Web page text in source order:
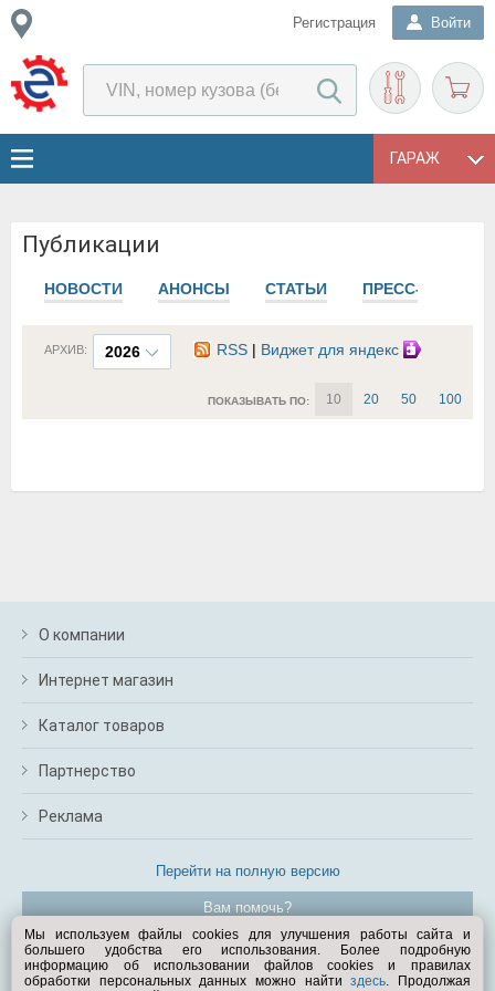
Регистрация Войти
ГАРАЖ
Публикации
НОВОСТИ АНОНСЫ СТАТЬИ ПРЕСС-РЕЛИЗЫ
2026
АРХИВ: RSS | Виджет для яндекс
ПОКАЗЫВАТЬ ПО: 10 20 50 100
О компании
Интернет магазин
Каталог товаров
Партнерство
Реклама
Перейти на полную версию
Вам помочь?
© Exist.ru 1998—2026
Мы используем файлы cookies для улучшения работы сайта и
большего удобства его использования. Более подробную
информацию об использовании файлов cookies и правилах
обработки персональных данных можно найтиздесь. Продолжая